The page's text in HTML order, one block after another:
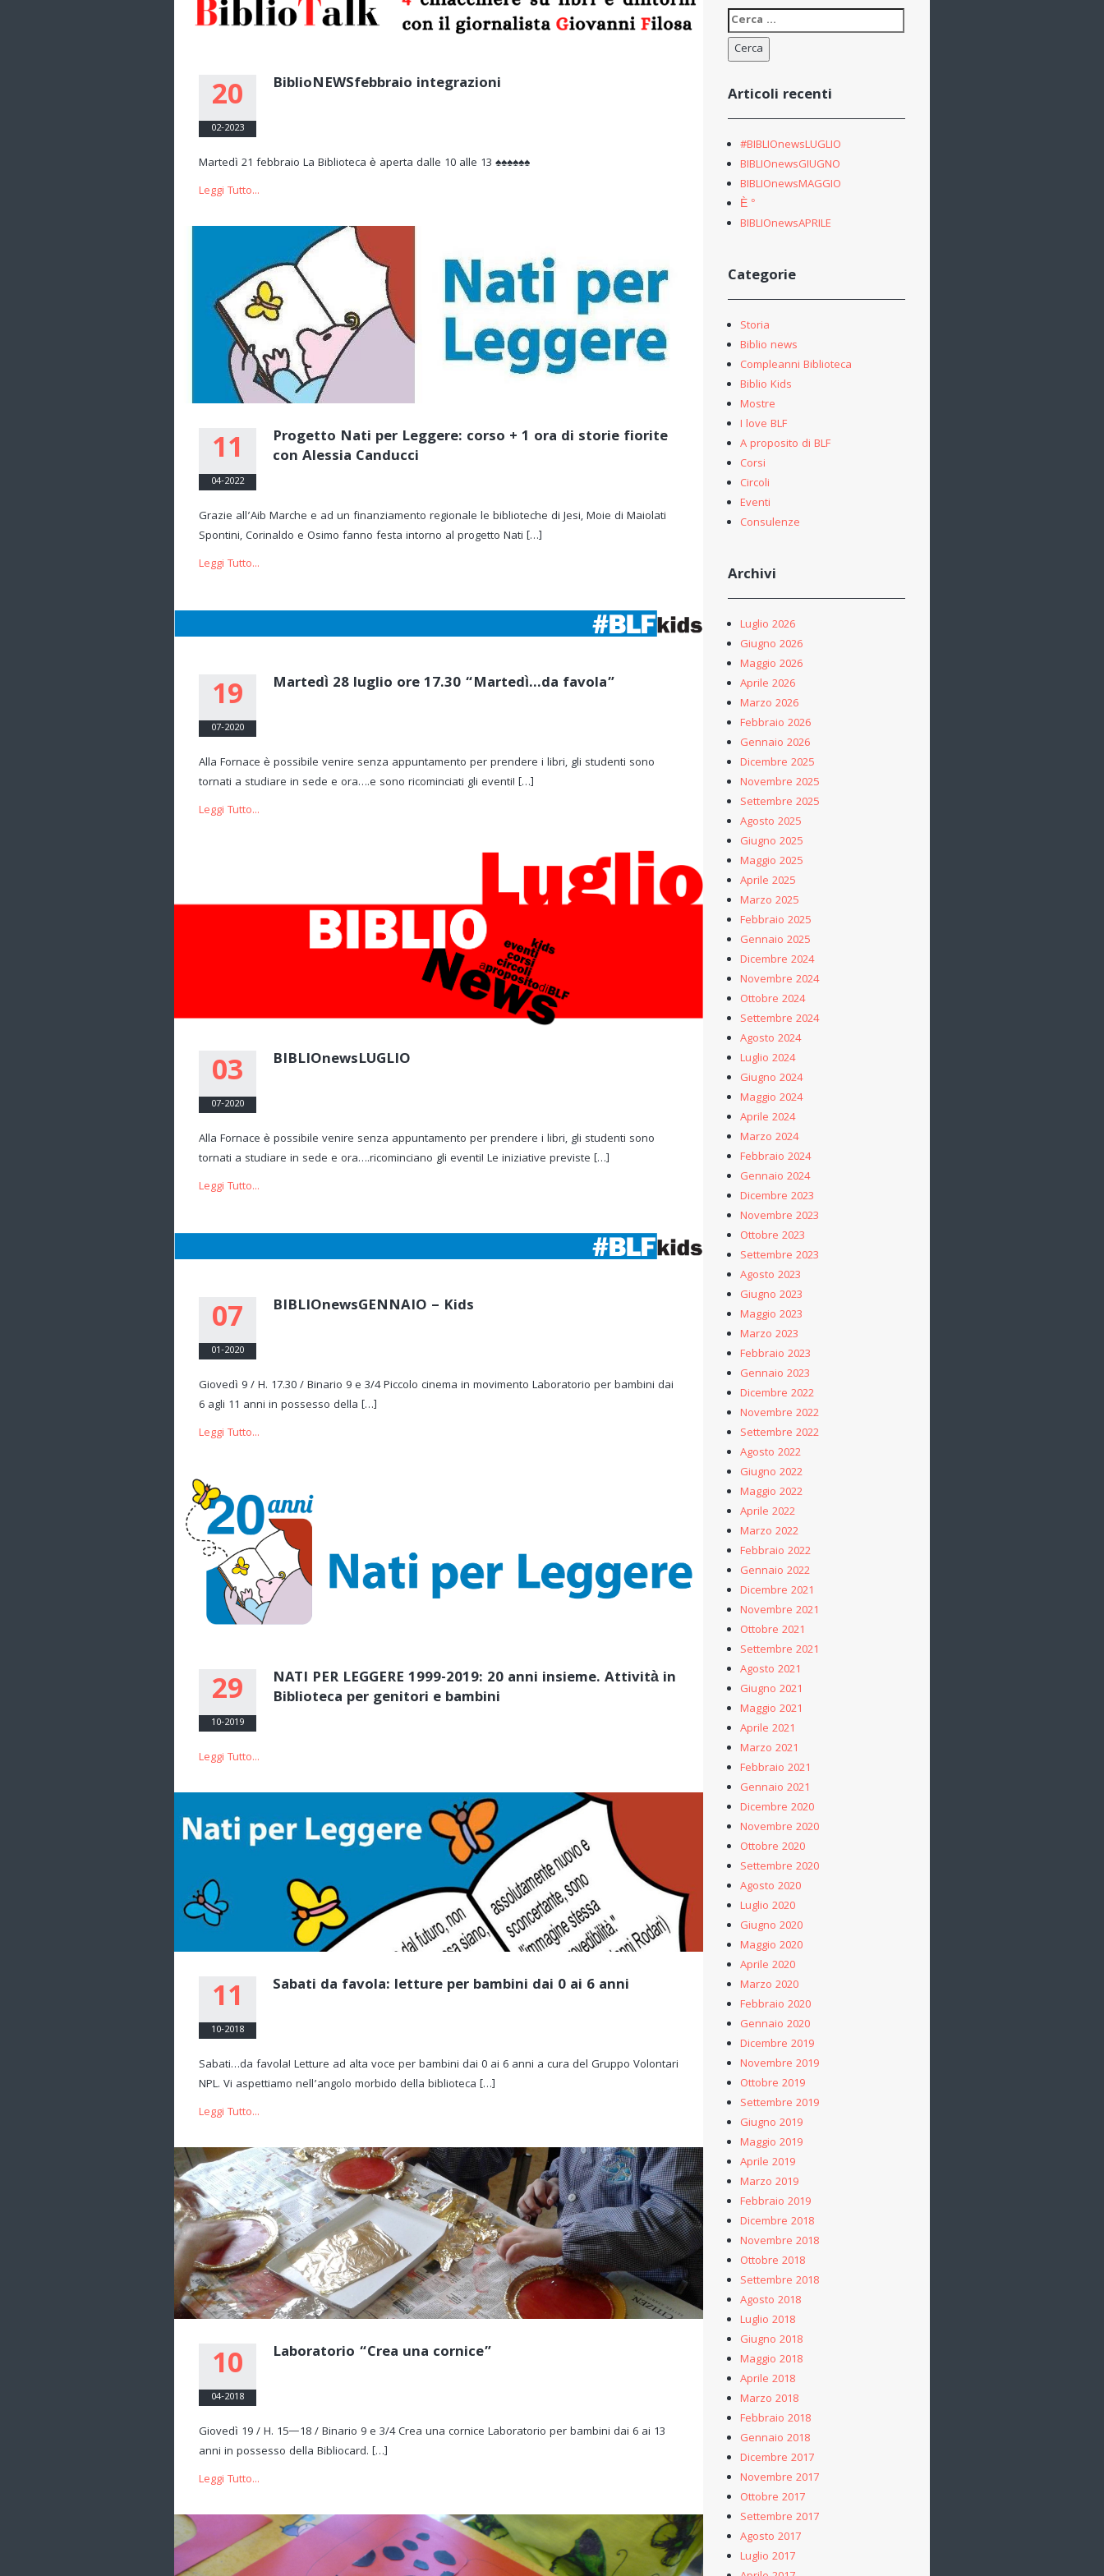
20
02-2023
BiblioNEWSfebbraio integrazioni
Martedì 21 febbraio La Biblioteca è aperta dalle 10 alle 13 ♠♠♠♠♠♠
Leggi Tutto...
11
04-2022
Progetto Nati per Leggere: corso + 1 ora di storie fiorite
con Alessia Canducci
Grazie all’Aib Marche e ad un finanziamento regionale le biblioteche di Jesi, Moie di Maiolati
Spontini, Corinaldo e Osimo fanno festa intorno al progetto Nati […]
Leggi Tutto...
19
07-2020
Martedì 28 luglio ore 17.30 “Martedì…da favola”
Alla Fornace è possibile venire senza appuntamento per prendere i libri, gli studenti sono
tornati a studiare in sede e ora….e sono ricominciati gli eventi! […]
Leggi Tutto...
03
07-2020
BIBLIOnewsLUGLIO
Alla Fornace è possibile venire senza appuntamento per prendere i libri, gli studenti sono
tornati a studiare in sede e ora….ricominciano gli eventi! Le iniziative previste […]
Leggi Tutto...
07
01-2020
BIBLIOnewsGENNAIO – Kids
Giovedì 9 / H. 17.30 / Binario 9 e 3/4 Piccolo cinema in movimento Laboratorio per bambini dai
6 agli 11 anni in possesso della […]
Leggi Tutto...
29
10-2019
NATI PER LEGGERE 1999-2019: 20 anni insieme. Attività in
Biblioteca per genitori e bambini
Leggi Tutto...
11
10-2018
Sabati da favola: letture per bambini dai 0 ai 6 anni
Sabati…da favola! Letture ad alta voce per bambini dai 0 ai 6 anni a cura del Gruppo Volontari
NPL. Vi aspettiamo nell’angolo morbido della biblioteca […]
Leggi Tutto...
10
04-2018
Laboratorio “Crea una cornice”
Giovedì 19 / H. 15—18 / Binario 9 e 3/4 Crea una cornice Laboratorio per bambini dai 6 ai 13
anni in possesso della Bibliocard. […]
Leggi Tutto...
Ricerca
per:
Articoli recenti
#BIBLIOnewsLUGLIO
BIBLIOnewsGIUGNO
BIBLIOnewsMAGGIO
È °
BIBLIOnewsAPRILE
Categorie
Storia
Biblio news
Compleanni Biblioteca
Biblio Kids
Mostre
I love BLF
A proposito di BLF
Corsi
Circoli
Eventi
Consulenze
Archivi
Luglio 2026
Giugno 2026
Maggio 2026
Aprile 2026
Marzo 2026
Febbraio 2026
Gennaio 2026
Dicembre 2025
Novembre 2025
Settembre 2025
Agosto 2025
Giugno 2025
Maggio 2025
Aprile 2025
Marzo 2025
Febbraio 2025
Gennaio 2025
Dicembre 2024
Novembre 2024
Ottobre 2024
Settembre 2024
Agosto 2024
Luglio 2024
Giugno 2024
Maggio 2024
Aprile 2024
Marzo 2024
Febbraio 2024
Gennaio 2024
Dicembre 2023
Novembre 2023
Ottobre 2023
Settembre 2023
Agosto 2023
Giugno 2023
Maggio 2023
Marzo 2023
Febbraio 2023
Gennaio 2023
Dicembre 2022
Novembre 2022
Settembre 2022
Agosto 2022
Giugno 2022
Maggio 2022
Aprile 2022
Marzo 2022
Febbraio 2022
Gennaio 2022
Dicembre 2021
Novembre 2021
Ottobre 2021
Settembre 2021
Agosto 2021
Giugno 2021
Maggio 2021
Aprile 2021
Marzo 2021
Febbraio 2021
Gennaio 2021
Dicembre 2020
Novembre 2020
Ottobre 2020
Settembre 2020
Agosto 2020
Luglio 2020
Giugno 2020
Maggio 2020
Aprile 2020
Marzo 2020
Febbraio 2020
Gennaio 2020
Dicembre 2019
Novembre 2019
Ottobre 2019
Settembre 2019
Giugno 2019
Maggio 2019
Aprile 2019
Marzo 2019
Febbraio 2019
Dicembre 2018
Novembre 2018
Ottobre 2018
Settembre 2018
Agosto 2018
Luglio 2018
Giugno 2018
Maggio 2018
Aprile 2018
Marzo 2018
Febbraio 2018
Gennaio 2018
Dicembre 2017
Novembre 2017
Ottobre 2017
Settembre 2017
Agosto 2017
Luglio 2017